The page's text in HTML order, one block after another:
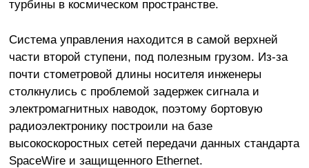
турбины в космическом пространстве.
Система управления находится в самой верхней
части второй ступени, под полезным грузом. Из-за
почти стометровой длины носителя инженеры
столкнулись с проблемой задержек сигнала и
электромагнитных наводок, поэтому бортовую
радиоэлектронику построили на базе
высокоскоростных сетей передачи данных стандарта
SpaceWire и защищенного Ethernet.